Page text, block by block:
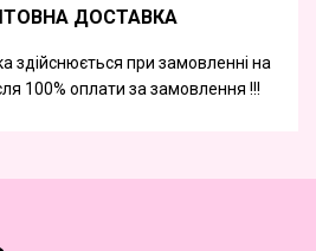
ДОСТАВКА
здійснюється при замовленні на
100% оплати за замовлення !!!